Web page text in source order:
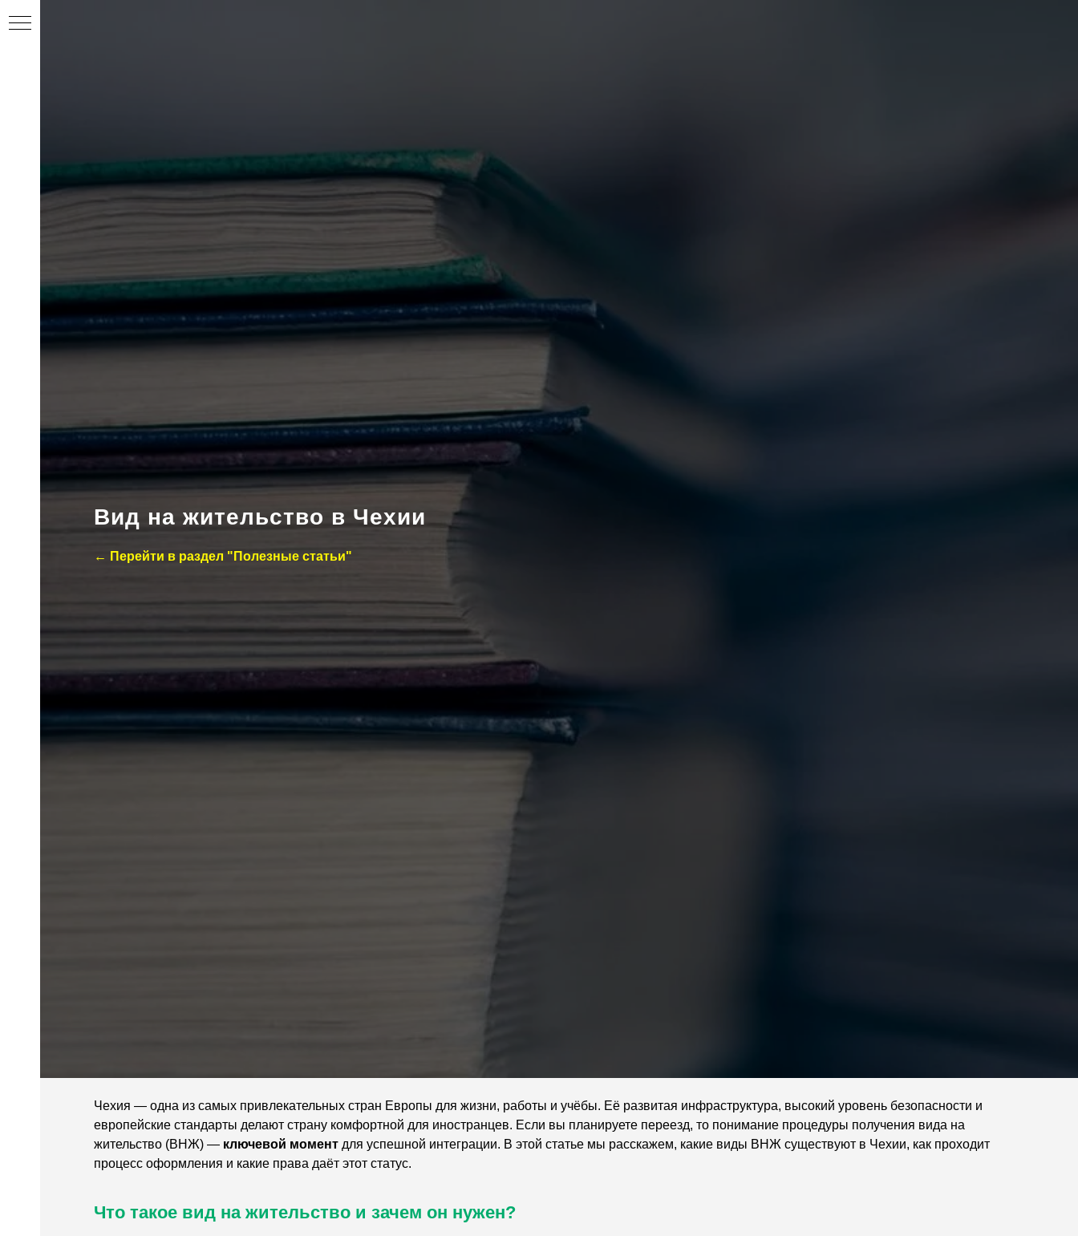
Вид на жительство в Чехии
← Перейти в раздел "Полезные статьи"
Чехия — одна из самых привлекательных стран Европы для жизни, работы и учёбы. Её развитая инфраструктура, высокий уровень безопасности и
европейские стандарты делают страну комфортной для иностранцев. Если вы планируете переезд, то понимание процедуры получения вида на
жительство (ВНЖ) — ключевой момент для успешной интеграции. В этой статье мы расскажем, какие виды ВНЖ существуют в Чехии, как проходит
процесс оформления и какие права даёт этот статус.
Что такое вид на жительство и зачем он нужен?